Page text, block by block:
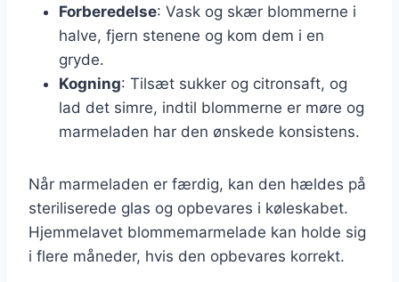
Forberedelse: Vask og skær blommerne i
halve, fjern stenene og kom dem i en
gryde.
Kogning: Tilsæt sukker og citronsaft, og
lad det simre, indtil blommerne er møre og
marmeladen har den ønskede konsistens.
Når marmeladen er færdig, kan den hældes på
steriliserede glas og opbevares i køleskabet.
Hjemmelavet blommemarmelade kan holde sig
i flere måneder, hvis den opbevares korrekt.